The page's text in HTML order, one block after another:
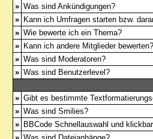
» Was sind Ankündigungen?
» Kann ich Umfragen starten bzw.
» Wie bewerte ich ein Thema?
» Kann ich andere Mitglieder bewerten?
» Was sind Moderatoren?
» Was sind Benutzerlevel?
» Gibt es bestimmte
» Was sind Smilies?
» BBCode Schnellauswahl und